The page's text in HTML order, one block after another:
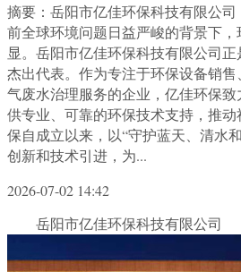
摘要：岳阳市亿佳环保科技有限公
前全球环境问题日益严峻的背景下
显。岳阳市亿佳环保科技有限公司
杰出代表。作为专注于环保设备销
气废水治理服务的企业，亿佳环保
供专业、可靠的环保技术支持，推
保自成立以来，以“守护蓝天、清水
创新和技术引进，为...
2026-07-02 14:42
岳阳市亿佳环保科技有限公司